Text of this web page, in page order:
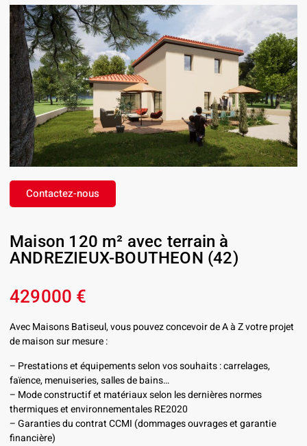
Contactez-nous
Maison 120 m² avec terrain à
ANDREZIEUX-BOUTHEON (42)
429000 €
Avec Maisons Batiseul, vous pouvez concevoir de A à Z votre projet
de maison sur mesure :
– Prestations et équipements selon vos souhaits : carrelages,
faïence, menuiseries, salles de bains…
– Mode constructif et matériaux selon les dernières normes
thermiques et environnementales RE2020
– Garanties du contrat CCMI (dommages ouvrages et garantie
financière)